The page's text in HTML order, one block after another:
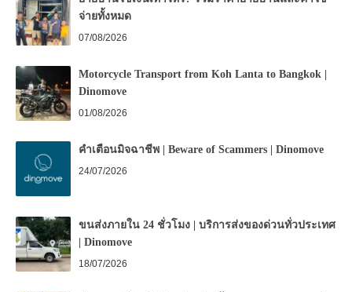
จ่ายทั้งหมด
07/08/2026
Motorcycle Transport from Koh Lanta to Bangkok |
Dinomove
01/08/2026
คำเตือนมิจฉาชีพ | Beware of Scammers | Dinomove
24/07/2026
ขนส่งภายใน 24 ชั่วโมง | บริการส่งของด่วนทั่วประเทศ
| Dinomove
18/07/2026